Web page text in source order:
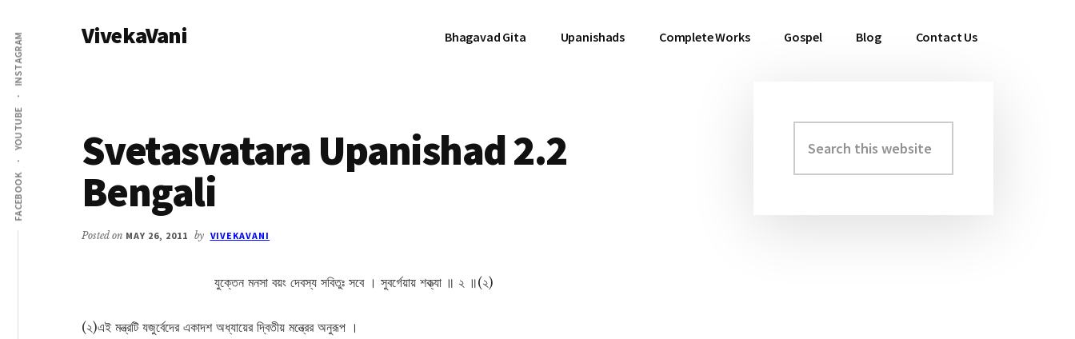
main
content
primary
sidebar
Additional
menu
FACEBOOK
YOUTUBE
INSTAGRAM VivekaVani Bhagavad Gita Upanishads Complete Works Gospel Blog Contact Us
Svetasvatara Upanishad 2.2
Bengali
Posted on MAY 26, 2011 by VIVEKAVANI
যুক্তেন মনসা বয়ং দেবস্য সবিতুঃ সবে । সুবর্গেয়ায় শক্ত্যা ॥ ২ ॥(২)
(২)এই মন্ত্রটি যজুর্বেদের একাদশ অধ্যায়ের দ্বিতীয় মন্ত্রের অনুরূপ ।
Primary
Sidebar
this
website